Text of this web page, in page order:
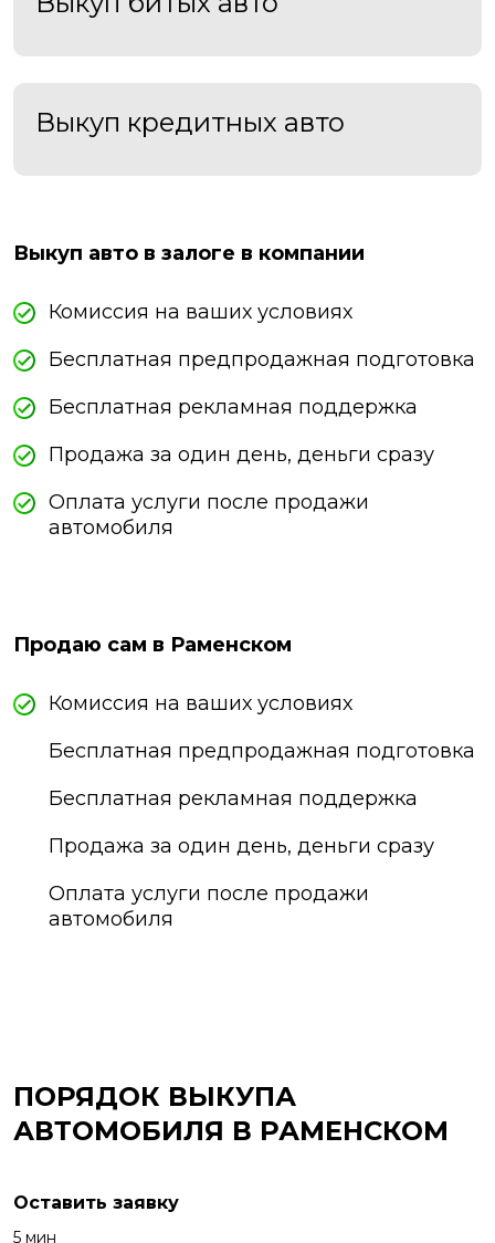
Выкуп кредитных авто
Выкуп авто в залоге в компании
Комиссия на ваших условиях
Бесплатная предпродажная подготовка
Бесплатная рекламная поддержка
Продажа за один день, деньги сразу
Оплата услуги после продажи
автомобиля
Продаю сам в Раменском
Комиссия на ваших условиях
Бесплатная предпродажная подготовка
Бесплатная рекламная поддержка
Продажа за один день, деньги сразу
Оплата услуги после продажи
автомобиля
ПОРЯДОК ВЫКУПА
АВТОМОБИЛЯ В РАМЕНСКОМ
Оставить заявку
5 мин